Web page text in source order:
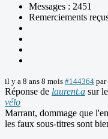
Messages : 2451
Remerciements
il y a 8 ans 8 mois #144364 par
Réponse de laurent.a sur
vélo
Marrant, dommage que
les faux sous-titres sont